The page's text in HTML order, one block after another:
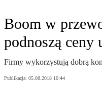
Boom w
podnoszą ceny
Firmy wykorzystują dobrą
Publikacja: 05.08.2018 10:44